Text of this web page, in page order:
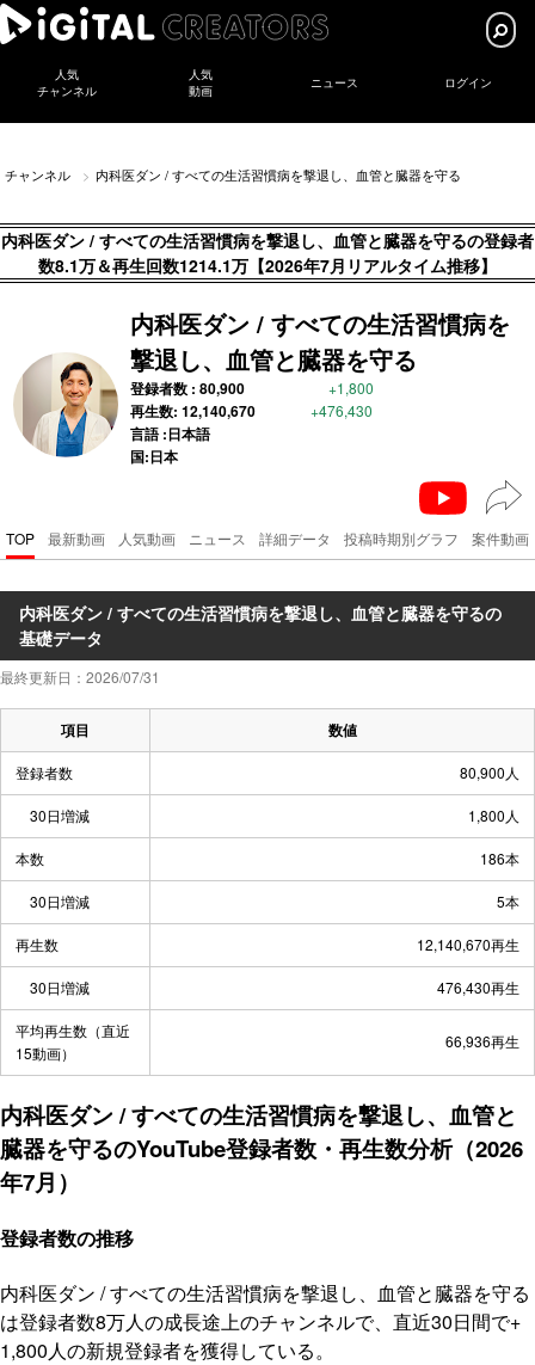
人気
チャンネル
人気
動画
ニュース ログイン
チャンネル 内科医ダン / すべての生活習慣病を撃退し、血管と臓器を守る
内科医ダン / すべての生活習慣病を撃退し、血管と臓器を守るの登録者
数8.1万＆再生回数1214.1万【2026年7月リアルタイム推移】
内科医ダン / すべての生活習慣病を
撃退し、血管と臓器を守る
登録者数 : 80,900 +1,800
再生数: 12,140,670 +476,430
言語 :日本語
国:日本
TOP 最新動画 人気動画 ニュース 詳細データ 投稿時期別グラフ 案件動画
内科医ダン / すべての生活習慣病を撃退し、血管と臓器を守るの
基礎データ
最終更新日：2026/07/31
項目 数値
登録者数 80,900人
30日増減 1,800人
本数 186本
30日増減 5本
再生数 12,140,670再生
30日増減 476,430再生
平均再生数（直近
15動画）
66,936再生
内科医ダン / すべての生活習慣病を撃退し、血管と
臓器を守るのYouTube登録者数・再生数分析（2026
年7月）
登録者数の推移
内科医ダン / すべての生活習慣病を撃退し、血管と臓器を守る
は登録者数8万人の成長途上のチャンネルで、直近30日間で+
1,800人の新規登録者を獲得している。